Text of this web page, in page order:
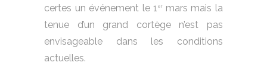
certes un événement le 1 er
mars mais la
tenue d’un grand cortège n’est pas
envisageable dans les conditions
actuelles.